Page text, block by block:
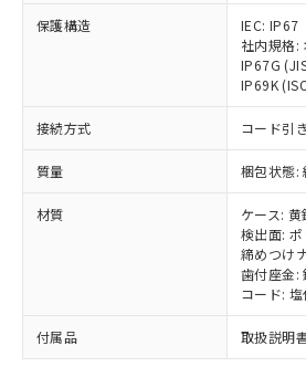
保護構造
IEC: IP67
社内規格:
IP67G
IP69K
接続方式 コード引
質量 梱包状態:
材質
ケース:
検出面:
締めつけ
歯付座金:
コード:
付属品 取扱説明
覧された時点での実際
準価格とは異なる場合
了承ください。
正式な納期状況および
様のお取引先、または
ムロン制御機器販売店
ご相談ください。
オムロン制御機器販売
販売ネットワーク
在庫状況および標準価
事前の承諾なく第三者
示しないようお願いし
マイパーツ機能（部品
鉛(Pb) 1000ppm以下、 水銀(Hg)
ミウム(Cd) 100ppm以下、
六価クロム(Cr(Ⅵ)) 1000ppm以下、
類(PBB) 1000ppm以下、ポリ臭化ジ
(PBDE) 1000ppm以下、フタル酸ビ
ル) (DEHP)(別名：DOP) 1000ppm以
ルベンジル（BBP） 1000ppm以下、
（DBP） 1000ppm以下、フタル酸
フタル酸エステル類の４物質につい
図的な使用がないことを確認していま
部品在庫の切り替え状況な
月が前後することがあります
Pb(鉛) :1000ppm、 Hg(水銀) :
Cr(Ⅵ)(六価クロム) : 1000ppm、
ニル類) : 1000ppm、 PBDEs(ポリ臭
DBP(フタル酸ジブチル) : 1000ppm
イソブチル) : 1000ppm、 BBP(フタ
DEHP(フタル酸ビス(2-エチルヘキシ
※2 環境保護使用期限
「ｅ」：有害物質（10物質）
準値以下であることを示しま
「10」：通常の使用状況下
質が外部に漏えいし、環境
及ぼさない年数を意味します
国政府の輸出許可(また
可)を取得するなどの必
当社は規制貨物を破棄
全に破砕するなど、違
いよう必要な手段を講
当社は貴社製品を、核
ル、化学兵器、生物兵
武器並びにこれらの製
使用いたしません。
当社は、貴社製品を第
場合は、上記1、2およ
該第三者に通知します
販売先および販売に係
法に輸出するおそれが
一定数以上の在庫
一定数には満たな
在庫なし(最新の在
いては、お客様の
たはお客様担当の
機器販売店・当社
認ください)
白
受注生産機種、ま
情報を公開してい